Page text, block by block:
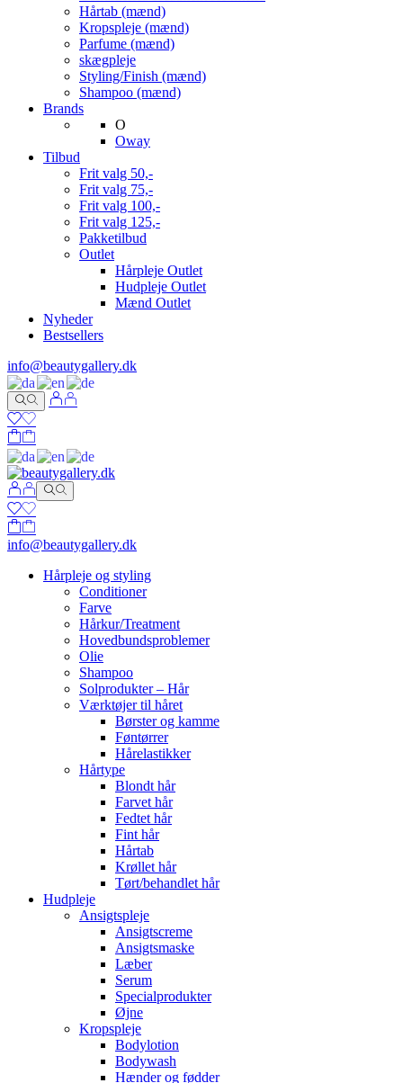
Hårtab (mænd)
Kropspleje (mænd)
Parfume (mænd)
skægpleje
Styling/Finish (mænd)
Shampoo (mænd)
Brands
O
Oway
Tilbud
Frit valg 50,-
Frit valg 75,-
Frit valg 100,-
Frit valg 125,-
Pakketilbud
Outlet
Hårpleje Outlet
Hudpleje Outlet
Mænd Outlet
Nyheder
Bestsellers
info@beautygallery.dk
info@beautygallery.dk
Hårpleje og styling
Conditioner
Farve
Hårkur/Treatment
Hovedbundsproblemer
Olie
Shampoo
Solprodukter – Hår
Værktøjer til håret
Børster og kamme
Føntørrer
Hårelastikker
Hårtype
Blondt hår
Farvet hår
Fedtet hår
Fint hår
Hårtab
Krøllet hår
Tørt/behandlet hår
Hudpleje
Ansigtspleje
Ansigtscreme
Ansigtsmaske
Læber
Serum
Specialprodukter
Øjne
Kropspleje
Bodylotion
Bodywash
Hænder og fødder